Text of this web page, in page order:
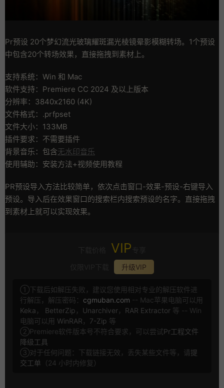
Pr预设 20个梦幻流光玻璃耀斑漏光棱镜晕影模糊转场。1个预设
中包含20个转场效果，直接拖拽到素材上。
支持系统：Win 和 Mac
软件支持：Premiere CC 2024 及以上版本
分辨率：3840x2160 (4K)
文件格式：.prfpset
文件大小：133MB
插件要求：不需要插件
背景音乐：包含无水印音乐
使用辅助：安装方法+视频使用教程
PR预设导入方法比较简单，依次点击窗口-效果-预设-右键导入
预设。导入后在效果窗口的搜索栏内搜索预设的名字。直接拖拽
到素材上就可以实现效果。
VIP
升级VIP
①下载后如解压失败，建议您使用相对专业的解压软件进
行解压，解压密码： cgmuban.com -- Mac苹果电脑可以用
Keka ， BetterZip ， Unarchiver， RAR Extractor 等 -- Win
电脑可以用 WinRAR ， 7-Zip 等
②Premiere软件版本号不符合要求，可以尝试Pr工程文件
降级工具
③对于任何问题：下载链接无效，丢失某些文件等，请提
交工单 （24 小时内修复）